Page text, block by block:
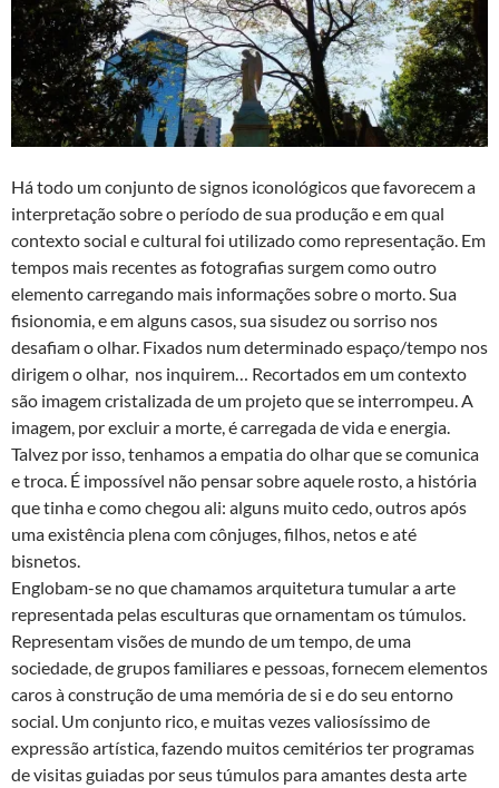
Há todo um conjunto de signos iconológicos que favorecem a
interpretação sobre o período de sua produção e em qual
contexto social e cultural foi utilizado como representação. Em
tempos mais recentes as fotografias surgem como outro
elemento carregando mais informações sobre o morto. Sua
fisionomia, e em alguns casos, sua sisudez ou sorriso nos
desafiam o olhar. Fixados num determinado espaço/tempo nos
dirigem o olhar, nos inquirem… Recortados em um contexto
são imagem cristalizada de um projeto que se interrompeu. A
imagem, por excluir a morte, é carregada de vida e energia.
Talvez por isso, tenhamos a empatia do olhar que se comunica
e troca. É impossível não pensar sobre aquele rosto, a história
que tinha e como chegou ali: alguns muito cedo, outros após
uma existência plena com cônjuges, filhos, netos e até
bisnetos.
Englobam-se no que chamamos arquitetura tumular a arte
representada pelas esculturas que ornamentam os túmulos.
Representam visões de mundo de um tempo, de uma
sociedade, de grupos familiares e pessoas, fornecem elementos
caros à construção de uma memória de si e do seu entorno
social. Um conjunto rico, e muitas vezes valiosíssimo de
expressão artística, fazendo muitos cemitérios ter programas
de visitas guiadas por seus túmulos para amantes desta arte